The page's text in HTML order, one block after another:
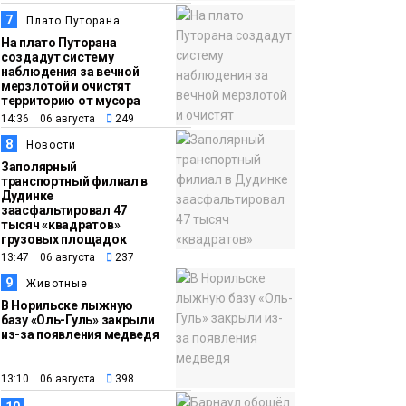
7 Плато Путорана
На плато Путорана
создадут систему
наблюдения за вечной
мерзлотой и очистят
территорию от мусора
14:36 06 августа 249
8 Новости
Заполярный
транспортный филиал в
Дудинке
заасфальтировал 47
тысяч «квадратов»
грузовых площадок
13:47 06 августа 237
9 Животные
В Норильске лыжную
базу «Оль-Гуль» закрыли
из-за появления медведя
13:10 06 августа 398